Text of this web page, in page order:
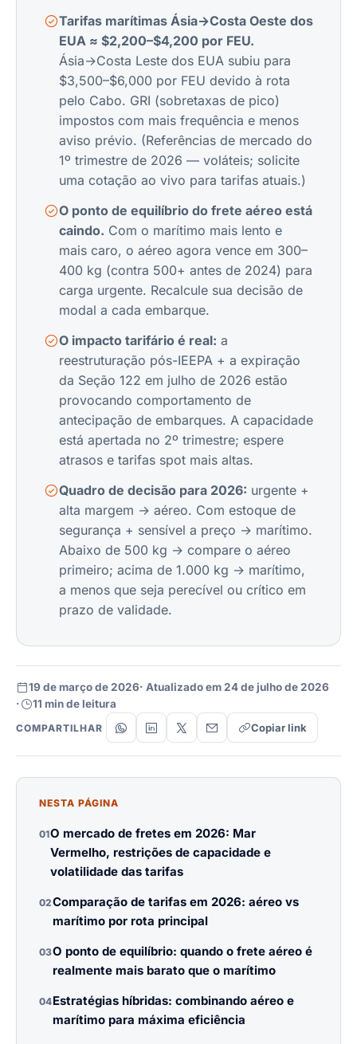
Tarifas marítimas Ásia→Costa Oeste dos
EUA ≈ $2,200–$4,200 por FEU.
Ásia→Costa Leste dos EUA subiu para
$3,500–$6,000 por FEU devido à rota
pelo Cabo. GRI (sobretaxas de pico)
impostos com mais frequência e menos
aviso prévio. (Referências de mercado do
1º trimestre de 2026 — voláteis; solicite
uma cotação ao vivo para tarifas atuais.)
O ponto de equilíbrio do frete aéreo está
caindo. Com o marítimo mais lento e
mais caro, o aéreo agora vence em 300–
400 kg (contra 500+ antes de 2024) para
carga urgente. Recalcule sua decisão de
modal a cada embarque.
O impacto tarifário é real: a
reestruturação pós-IEEPA + a expiração
da Seção 122 em julho de 2026 estão
provocando comportamento de
antecipação de embarques. A capacidade
está apertada no 2º trimestre; espere
atrasos e tarifas spot mais altas.
Quadro de decisão para 2026: urgente +
alta margem → aéreo. Com estoque de
segurança + sensível a preço → marítimo.
Abaixo de 500 kg → compare o aéreo
primeiro; acima de 1.000 kg → marítimo,
a menos que seja perecível ou crítico em
prazo de validade.
19 de março de 2026· Atualizado em 24 de julho de 2026
·
11 min de leitura
COMPARTILHAR Copiar link
NESTA PÁGINA
01O mercado de fretes em 2026: Mar
Vermelho, restrições de capacidade e
volatilidade das tarifas
02Comparação de tarifas em 2026: aéreo vs
marítimo por rota principal
03O ponto de equilíbrio: quando o frete aéreo é
realmente mais barato que o marítimo
04Estratégias híbridas: combinando aéreo e
marítimo para máxima eficiência